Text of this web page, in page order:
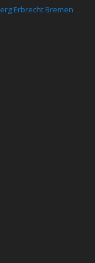
Erbrecht Bremen